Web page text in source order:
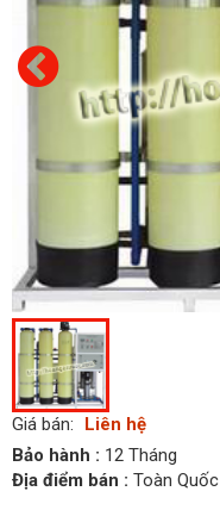
Giá bán:
Liên hệ
Bảo hành : 12 Tháng
Địa điểm bán : Toàn Quốc